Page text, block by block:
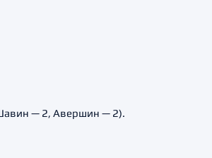
— 2, Авершин — 2).